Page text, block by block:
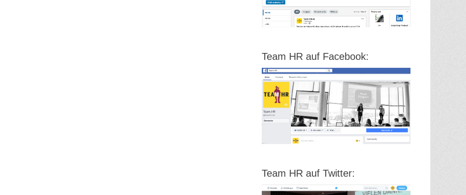
Team HR auf Facebook:
Team HR auf Twitter: